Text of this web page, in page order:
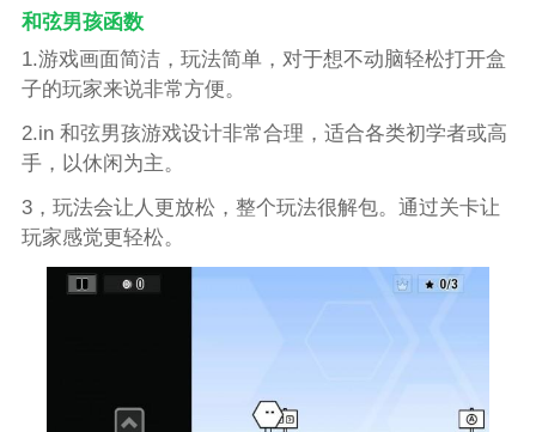
和弦男孩函数
1.游戏画面简洁，玩法简单，对于想不动脑轻松打开盒
子的玩家来说非常方便。
2.in 和弦男孩游戏设计非常合理，适合各类初学者或高
手，以休闲为主。
3，玩法会让人更放松，整个玩法很解包。通过关卡让
玩家感觉更轻松。